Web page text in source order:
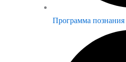
Программа познания